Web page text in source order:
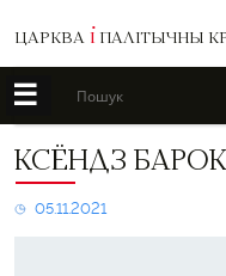
ЦАРКВА І ПАЛІТЫЧНЫ
☰ Пошук
Ксёндз
Барок
–
КСЁНДЗ
05.11.2021